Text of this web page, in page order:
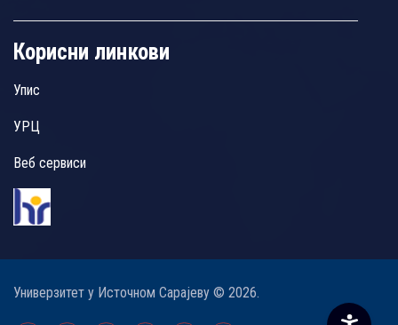
Корисни линкови
Упис
УРЦ
Веб сервиси
Универзитет у Источном Сарајеву © 2026.